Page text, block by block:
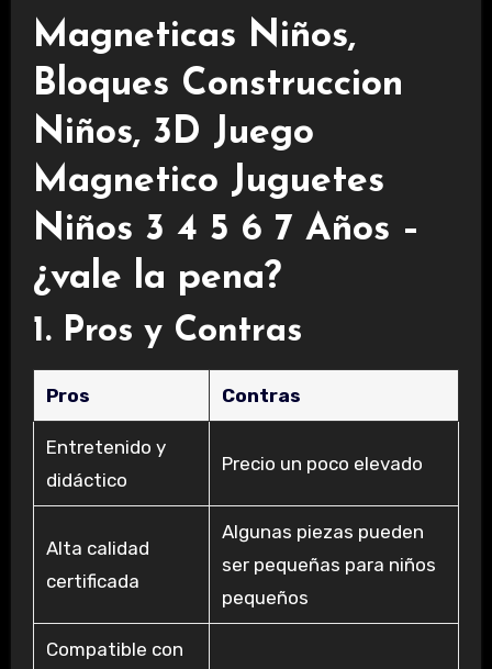
Magneticas Niños,
Bloques Construccion
Niños, 3D Juego
Magnetico Juguetes
Niños 3 4 5 6 7 Años –
¿vale la pena?
1. Pros y Contras
Pros Contras
Entretenido y
didáctico
Precio un poco elevado
Alta calidad
certificada
Algunas piezas pueden
ser pequeñas para niños
pequeños
Compatible con